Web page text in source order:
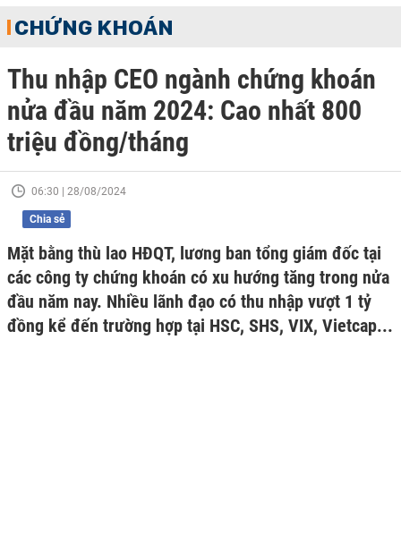
CHỨNG KHOÁN
Thu nhập CEO ngành chứng khoán
nửa đầu năm 2024: Cao nhất 800
triệu đồng/tháng
06:30 | 28/08/2024
Chia sẻ
Mặt bằng thù lao HĐQT, lương ban tổng giám đốc tại
các công ty chứng khoán có xu hướng tăng trong nửa
đầu năm nay. Nhiều lãnh đạo có thu nhập vượt 1 tỷ
đồng kể đến trường hợp tại HSC, SHS, VIX, Vietcap...